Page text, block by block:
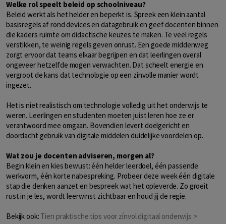
Welke rol speelt beleid op schoolniveau?
Beleid werkt als het helder en beperkt is. Spreek een klein aantal
basisregels af rond devices en datagebruik en geef docenten binnen
die kaders ruimte om didactische keuzes te maken. Te veel regels
verstikken, te weinig regels geven onrust. Een goede middenweg
zorgt ervoor dat teams elkaar begrijpen en dat leerlingen overal
ongeveer hetzelfde mogen verwachten. Dat scheelt energie en
vergroot de kans dat technologie op een zinvolle manier wordt
ingezet.
Het is niet realistisch om technologie volledig uit het onderwijs te
weren. Leerlingen en studenten moeten juist leren hoe ze er
verantwoord mee omgaan. Bovendien levert doelgericht en
doordacht gebruik van digitale middelen duidelijke voordelen op.
Wat zou je docenten adviseren, morgen al?
Begin klein en kies bewust: één helder leerdoel, één passende
werkvorm, één korte nabespreking. Probeer deze week één digitale
stap die denken aanzet en bespreek wat het opleverde. Zo groeit
rust in je les, wordt leerwinst zichtbaar en houd jij de regie.
Bekijk ook: Tien praktische tips voor zínvol digitaal onderwijs >